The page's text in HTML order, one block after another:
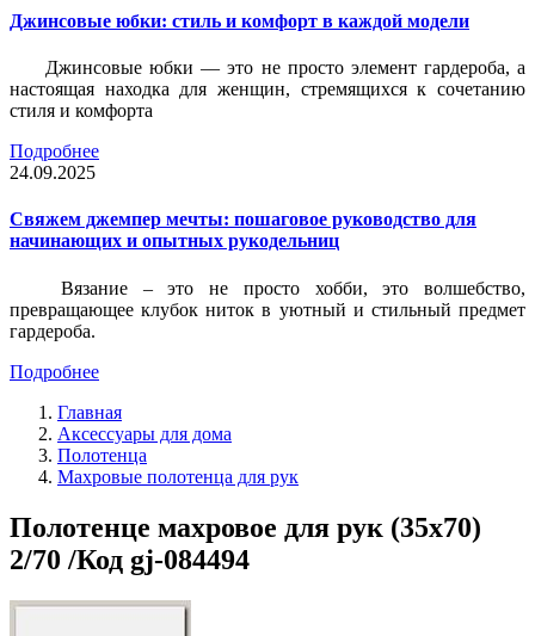
Джинсовые юбки: стиль и комфорт в каждой модели
Джинсовые юбки — это не просто элемент гардероба, а
настоящая находка для женщин, стремящихся к сочетанию
стиля и комфорта
Подробнее
24.09.2025
Свяжем джемпер мечты: пошаговое руководство для
начинающих и опытных рукодельниц
Вязание – это не просто хобби, это волшебство,
превращающее клубок ниток в уютный и стильный предмет
гардероба.
Подробнее
Главная
Аксессуары для дома
Полотенца
Махровые полотенца для рук
Полотенце махровое для рук (35x70)
2/70 /Код gj-084494